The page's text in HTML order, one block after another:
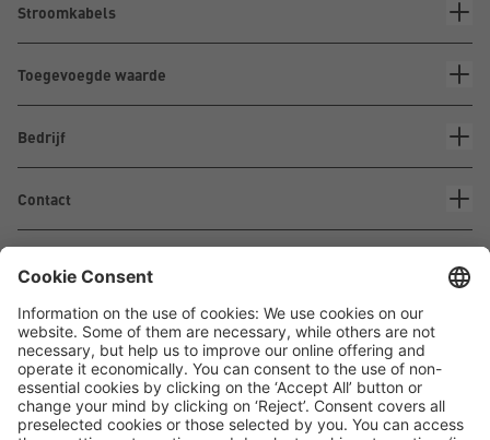
Stroomkabels
Toegevoegde waarde
Bedrijf
Contact
Waskönig+Walter
Kabel-Werk GmbH u. Co. KG
Ostermoorstraße 77